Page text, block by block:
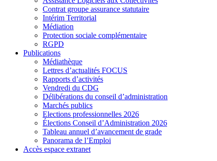
Contrat groupe assurance statutaire
Intérim Territorial
Médiation
Protection sociale complémentaire
RGPD
Publications
Médiathèque
Lettres d’actualités FOCUS
Rapports d’activités
Vendredi du CDG
Délibérations du conseil d’administration
Marchés publics
Elections professionnelles 2026
Élections Conseil d’Administration 2026
Tableau annuel d’avancement de grade
Panorama de l’Emploi
Accès espace extranet